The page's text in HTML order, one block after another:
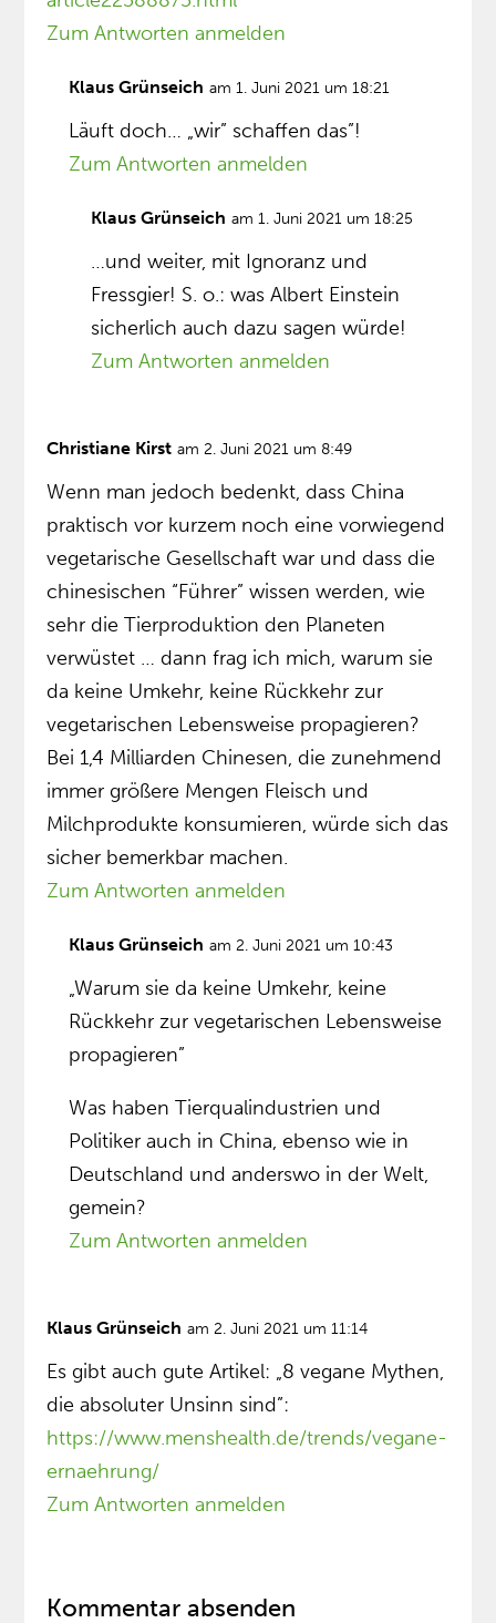
Zum Antworten anmelden
Klaus Grünseich am 1. Juni 2021 um 18:21
Läuft doch… „wir” schaffen das”!
Zum Antworten anmelden
Klaus Grünseich am 1. Juni 2021 um 18:25
…und weiter, mit Ignoranz und
Fressgier! S. o.: was Albert Einstein
sicherlich auch dazu sagen würde!
Zum Antworten anmelden
Christiane Kirst am 2. Juni 2021 um 8:49
Wenn man jedoch bedenkt, dass China
praktisch vor kurzem noch eine vorwiegend
vegetarische Gesellschaft war und dass die
chinesischen “Führer” wissen werden, wie
sehr die Tierproduktion den Planeten
verwüstet … dann frag ich mich, warum sie
da keine Umkehr, keine Rückkehr zur
vegetarischen Lebensweise propagieren?
Bei 1,4 Milliarden Chinesen, die zunehmend
immer größere Mengen Fleisch und
Milchprodukte konsumieren, würde sich das
sicher bemerkbar machen.
Zum Antworten anmelden
Klaus Grünseich am 2. Juni 2021 um 10:43
„Warum sie da keine Umkehr, keine
Rückkehr zur vegetarischen Lebensweise
propagieren”
Was haben Tierqualindustrien und
Politiker auch in China, ebenso wie in
Deutschland und anderswo in der Welt,
gemein?
Zum Antworten anmelden
Klaus Grünseich am 2. Juni 2021 um 11:14
Es gibt auch gute Artikel: „8 vegane Mythen,
die absoluter Unsinn sind”:
https://www.menshealth.de/trends/vegane-
ernaehrung/
Zum Antworten anmelden
Kommentar absenden